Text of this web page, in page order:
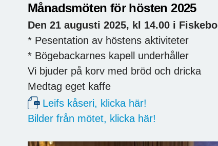
Månadsmöten för hösten 2025
Den 21 augusti 2025, kl 14.00 i Fiskebo
* Pesentation av höstens aktiviteter
* Bögebackarnes kapell underhåller
Vi bjuder på korv med bröd och dricka
Medtag eget kaffe
Leifs kåseri, klicka här!
Bilder från mötet, klicka här!